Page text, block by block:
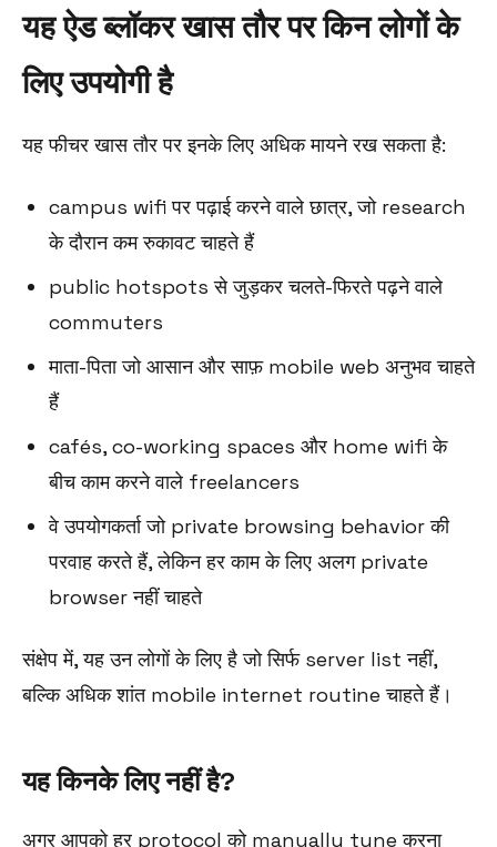
यह ऐड ब्लॉकर खास तौर पर किन लोगों के
लिए उपयोगी है
यह फीचर खास तौर पर इनके लिए अधिक मायने रख सकता है:
campus wifi पर पढ़ाई करने वाले छात्र, जो research
के दौरान कम रुकावट चाहते हैं
public hotspots से जुड़कर चलते-फिरते पढ़ने वाले
commuters
माता-पिता जो आसान और साफ़ mobile web अनुभव चाहते
हैं
cafés, co-working spaces और home wifi के
बीच काम करने वाले freelancers
वे उपयोगकर्ता जो private browsing behavior की
परवाह करते हैं, लेकिन हर काम के लिए अलग private
browser नहीं चाहते
संक्षेप में, यह उन लोगों के लिए है जो सिर्फ server list नहीं,
बल्कि अधिक शांत mobile internet routine चाहते हैं।
यह किनके लिए नहीं है?
अगर आपको हर protocol को manually tune करना